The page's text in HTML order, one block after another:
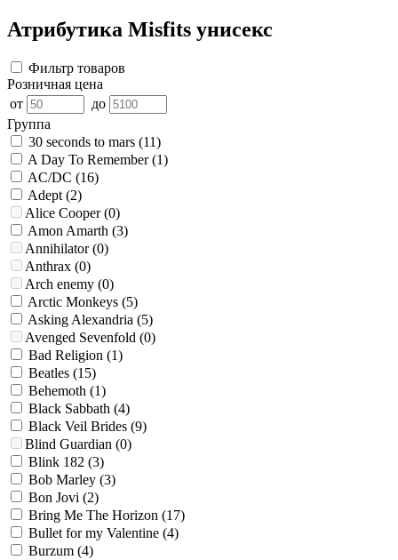
Атрибутика Misfits унисекс
Фильтр товаров
Розничная цена
от
до
Группа
30 seconds to mars (11)
A Day To Remember(1)
AC/DC (16)
Adept(2)
Alice Cooper (0)
Amon Amarth (3)
Annihilator(0)
Anthrax (0)
Arch enemy (0)
Arctic Monkeys (5)
Asking Alexandria (5)
Avenged Sevenfold (0)
Bad Religion (1)
Beatles (15)
Behemoth (1)
Black Sabbath (4)
Black Veil Brides (9)
Blind Guardian (0)
Blink 182 (3)
Bob Marley (3)
Bon Jovi (2)
Bring Me The Horizon (17)
Bullet for my Valentine (4)
Burzum (4)